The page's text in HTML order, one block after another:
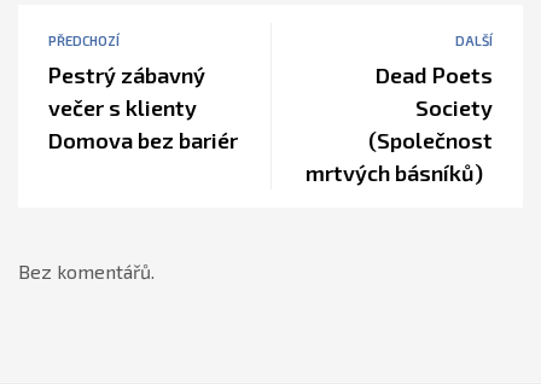
PŘEDCHOZÍ
Pestrý zábavný
večer s klienty
Domova bez bariér
DALŠÍ
Dead Poets
Society
(Společnost
mrtvých básníků)
Bez komentářů.